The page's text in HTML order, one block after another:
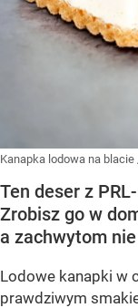
Kanapka lodowa na blacie
Ten deser z
Zrobisz go w
a zachwytom
Lodowe kanapki w
prawdziwym